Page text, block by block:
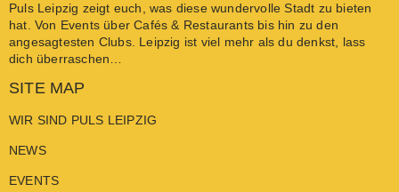
Puls Leipzig zeigt euch, was diese wundervolle Stadt zu bieten
hat. Von Events überCafés & Restaurants bis hin zu den
angesagtesten Clubs. Leipzig ist viel mehr als du denkst, lass
dich überraschen…
SITE MAP
WIR SIND PULS LEIPZIG
NEWS
EVENTS